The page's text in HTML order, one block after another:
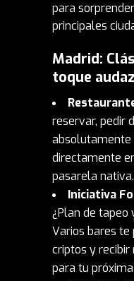
para
principales
Madrid:
toque audaz
reservar, pedir
absolutamente
directamente
pasarela nativa.
Iniciativa
¿Plan de tapeo
Varios bares
criptos y
para tu